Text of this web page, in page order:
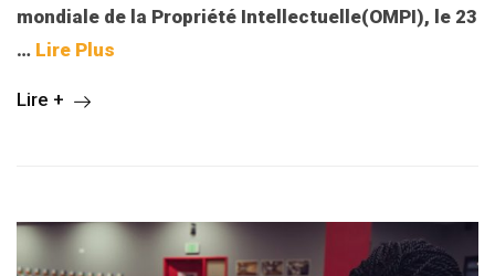
mondiale de la Propriété Intellectuelle(OMPI), le 23
… Lire Plus
Lire +